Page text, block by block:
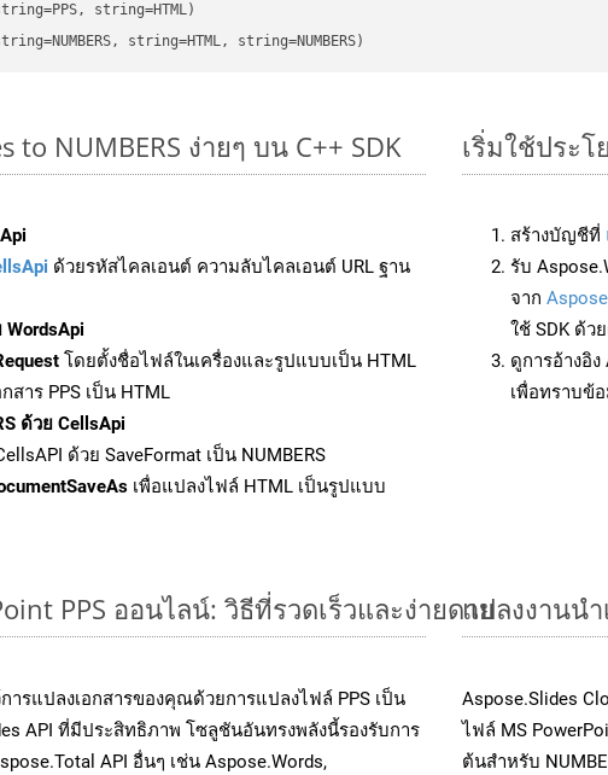
string=HTML)
string=HTML, string=NUMBERS)
to NUMBERS ง่ายๆ บน C++ SDK
ด้วยรหัสไคลเอนต์ ความลับไคลเอนต์ URL ฐาน
โดยตั้งชื่อไฟล์ในเครื่องและรูปแบบเป็น HTML
สาร PPS เป็น HTML
ด้วย CellsApi
ด้วย SaveFormat เป็น NUMBERS
เพื่อแปลงไฟล์ HTML เป็นรูปแบบ
เริ่มใช้ประโ
สร้างบัญชีที่
รับ
จาก
ใช้ SDK ด้ว
ดูการอ้างอิง
เพื่อทราบข้
PPS ออนไลน์: วิธีที่รวดเร็วและง่ายดาย
ารแปลงเอกสารของคุณด้วยการแปลงไฟล์ PPS เป็น
API ที่มีประสิทธิภาพ โซลูชันอันทรงพลังนี้รองรับการ
API อื่นๆ เช่น Aspose.Words,
แปลงงานน
Aspose.Slides
ไฟล์ MS
ต้นสำหรับ